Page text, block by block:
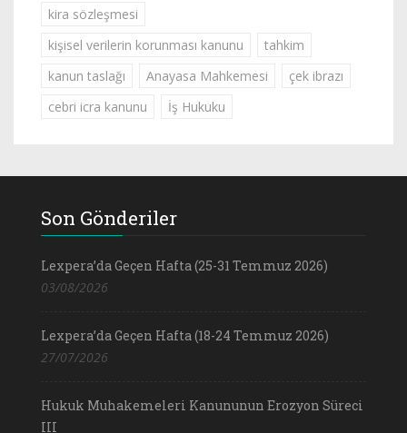
kira sözleşmesi
kişisel verilerin korunması kanunu
tahkim
kanun taslağı
Anayasa Mahkemesi
çek ibrazı
cebri icra kanunu
İş Hukuku
Son Gönderiler
Lexpera’da Geçen Hafta (25-31 Temmuz 2026)
03/08/2026
Lexpera’da Geçen Hafta (18-24 Temmuz 2026)
27/07/2026
Hukuk Muhakemeleri Kanununun Erozyon Süreci
III